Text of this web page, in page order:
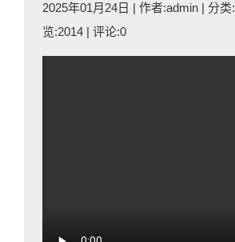
2025年01月24日 | 作者:admin | 分类:
览:2014 | 评论:0